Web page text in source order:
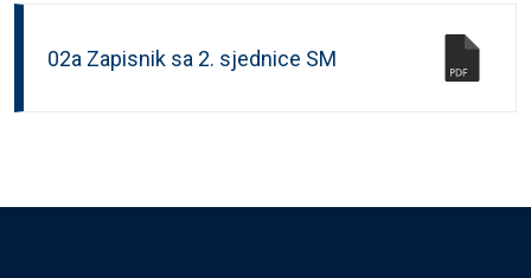
02a Zapisnik sa 2. sjednice SM